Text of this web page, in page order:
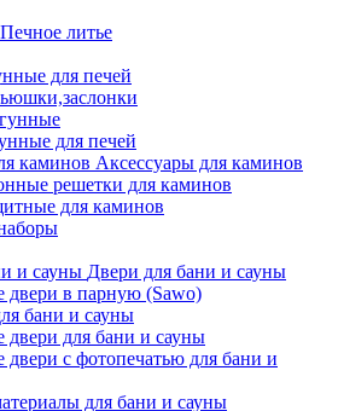
Печное литье
для печей
для печей
Аксессуары для каминов
решетки для каминов
для каминов
Двери для бани и сауны
двери в парную (Sawo)
бани и сауны
двери для бани и сауны
двери с фотопечатью для бани и